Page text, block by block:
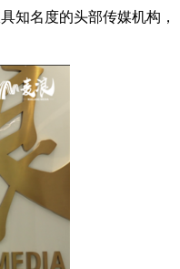
知名度的头部传媒机构，